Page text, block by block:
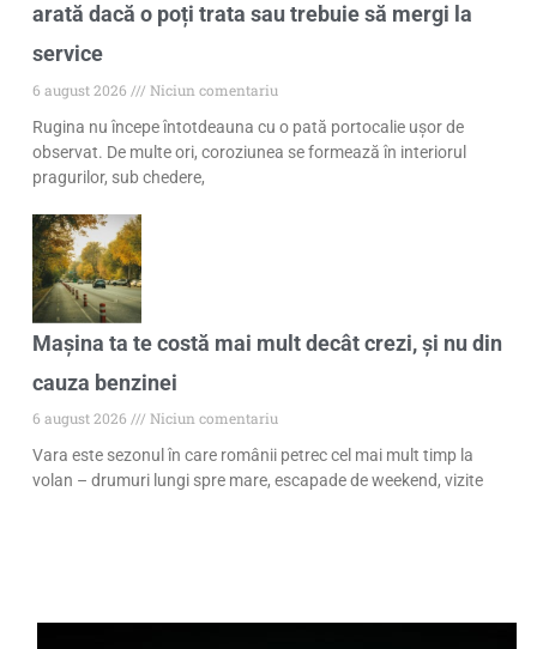
arată dacă o poți trata sau trebuie să mergi la
service
6 august 2026
Niciun comentariu
Rugina nu începe întotdeauna cu o pată portocalie ușor de
observat. De multe ori, coroziunea se formează în interiorul
pragurilor, sub chedere,
Mașina ta te costă mai mult decât crezi, și nu din
cauza benzinei
6 august 2026
Niciun comentariu
Vara este sezonul în care românii petrec cel mai mult timp la
volan – drumuri lungi spre mare, escapade de weekend, vizite